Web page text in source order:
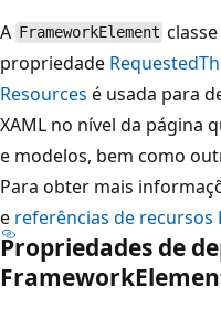
A FrameworkElement
propriedade
Resources é usada para
XAML no nível da página
e modelos, bem como
Para obter mais
e referências de recursos
Propriedades de